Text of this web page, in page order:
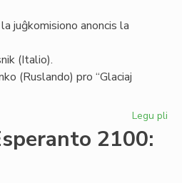
juĝkomisiono anoncis la
(Italio).
(Ruslando) pro “Glaciaj
Legu pli
2100: